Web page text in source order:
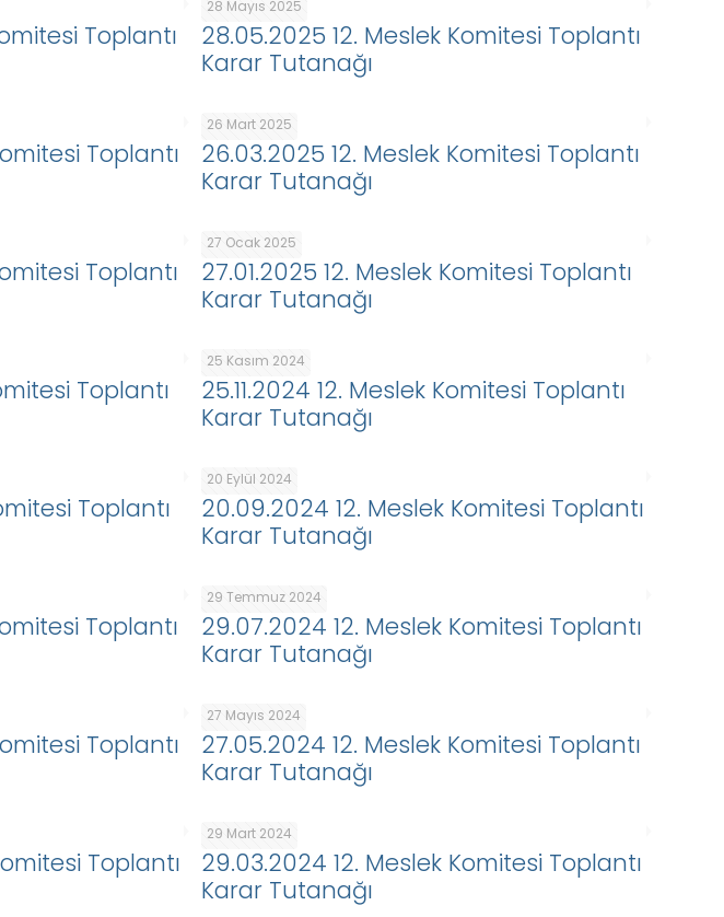
Toplantı
28 Mayıs 2025
28.05.2025 12. Meslek Komitesi Toplantı
Karar Tutanağı
Toplantı
26 Mart 2025
26.03.2025 12. Meslek Komitesi Toplantı
Karar Tutanağı
Toplantı
27 Ocak 2025
27.01.2025 12. Meslek Komitesi Toplantı
Karar Tutanağı
Toplantı
25 Kasım 2024
25.11.2024 12. Meslek Komitesi Toplantı
Karar Tutanağı
Toplantı
20 Eylül 2024
20.09.2024 12. Meslek Komitesi Toplantı
Karar Tutanağı
Toplantı
29 Temmuz 2024
29.07.2024 12. Meslek Komitesi Toplantı
Karar Tutanağı
Toplantı
27 Mayıs 2024
27.05.2024 12. Meslek Komitesi Toplantı
Karar Tutanağı
Toplantı
29 Mart 2024
29.03.2024 12. Meslek Komitesi Toplantı
Karar Tutanağı